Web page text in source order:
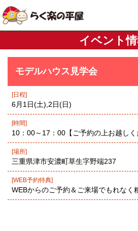
イベント
モデルハウス見学会
[日程]
6月1日(土),2日(日)
[時間]
10：00～17：00【ご予約の上お越しく
[場所]
三重県津市安濃町草生字野端237
[WEB予約特典]
WEBからのご予約＆ご来場でもれなく